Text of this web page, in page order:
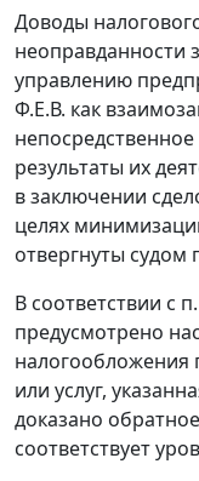
Доводы
неоправданности
управлению
Ф.Е.В. как
результаты их
в заключении
целях
отвергнуты судом
В соответствии с
предусмотрено
налогообложения
или услуг,
доказано
соответствует